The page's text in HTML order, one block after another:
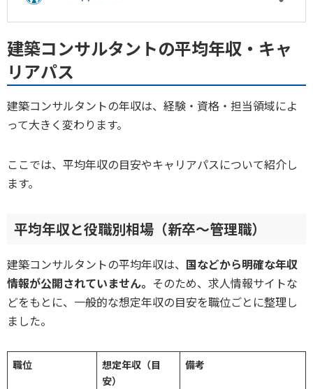
建築コンサルタントの平均年収・キャ
リアパス
建築コンサルタントの年収は、経験・資格・担当領域によ
って大きく変わります。
ここでは、平均年収の目安やキャリアパスについて紹介し
ます。
平均年収と役職別相場（新卒〜管理職）
建築コンサルタントの平均年収は、 国などから明確な年収
情報が公開されていません。 そのため、求人情報サイトな
どをもとに、一般的な想定年収の目安を職位ごとに整理し
ました。
職位
想定年収（目
安）
備考